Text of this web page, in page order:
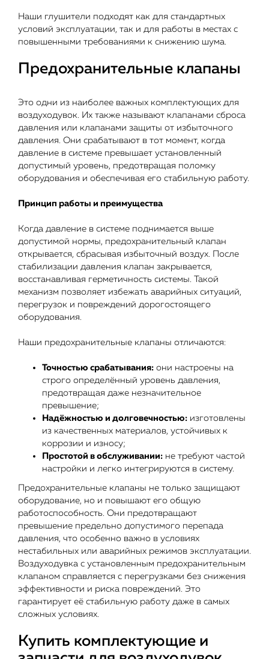
Наши глушители подходят как для стандартных
условий эксплуатации, так и для работы в местах с
повышенными требованиями к снижению шума.
Предохранительные клапаны
Это одни из наиболее важных комплектующих для
воздуходувок. Их также называют клапанами сброса
давления или клапанами защиты от избыточного
давления. Они срабатывают в тот момент, когда
давление в системе превышает установленный
допустимый уровень, предотвращая поломку
оборудования и обеспечивая его стабильную работу.
Принцип работы и преимущества
Когда давление в системе поднимается выше
допустимой нормы, предохранительный клапан
открывается, сбрасывая избыточный воздух. После
стабилизации давления клапан закрывается,
восстанавливая герметичность системы. Такой
механизм позволяет избежать аварийных ситуаций,
перегрузок и повреждений дорогостоящего
оборудования.
Наши предохранительные клапаны отличаются:
Точностью срабатывания: они настроены на
строго определённый уровень давления,
предотвращая даже незначительное
превышение;
Надёжностью и долговечностью: изготовлены
из качественных материалов, устойчивых к
коррозии и износу;
Простотой в обслуживании: не требуют частой
настройки и легко интегрируются в систему.
Предохранительные клапаны не только защищают
оборудование, но и повышают его общую
работоспособность. Они предотвращают
превышение предельно допустимого перепада
давления, что особенно важно в условиях
нестабильных или аварийных режимов эксплуатации.
Воздуходувка с установленным предохранительным
клапаном справляется с перегрузками без снижения
эффективности и риска повреждений. Это
гарантирует её стабильную работу даже в самых
сложных условиях.
Купить комплектующие и